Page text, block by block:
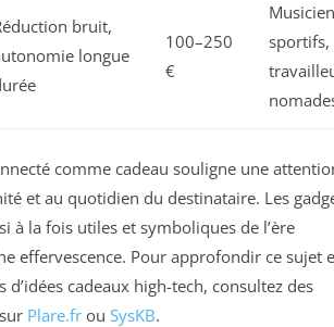
bruit,
longue
100–250
€
sportifs,
comme cadeau souligne une
et au quotidien du destinataire. Les
à la fois utiles et symboliques de l’ère
effervescence. Pour approfondir ce sujet
cadeaux high-tech, consultez des
Plare.fr ou SysKB.